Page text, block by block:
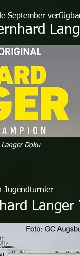
September
Doku
Jugendturnier